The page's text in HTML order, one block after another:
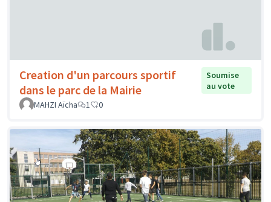
Creation d'un parcours sportif
dans le parc de la Mairie
Soumise
au vote
MAHZI Aïcha
1 0